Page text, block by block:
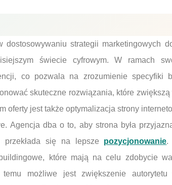
strategii marketingowych
świecie cyfrowym. W ramach
co pozwala na zrozumienie specyfiki
skuteczne rozwiązania, które
oferty jest także optymalizacja strony
Agencja dba o to, aby strona była
przekłada się na lepsze pozycjonowanie.
które mają na celu zdobycie
możliwe jest zwiększenie